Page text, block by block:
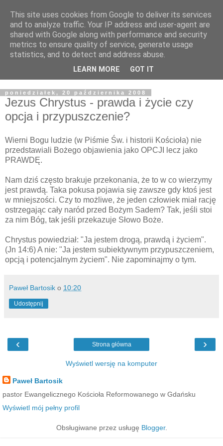
Żyjąc wiarą w REALNYM
świecie
Blog pastora Pawła Bartosika
poniedziałek, 20 października 2008
Jezus Chrystus - prawda i życie czy
opcja i przypuszczenie?
Wierni Bogu ludzie (w Piśmie Św. i historii Kościoła) nie
przedstawiali Bożego objawienia jako OPCJI lecz jako
PRAWDĘ.
Nam dziś często brakuje przekonania, że to w co wierzymy
jest prawdą. Taka pokusa pojawia się zawsze gdy ktoś jest
w mniejszości. Czy to możliwe, że jeden człowiek miał rację
ostrzegając cały naród przed Bożym Sadem? Tak, jeśli stoi
za nim Bóg, tak jeśli przekazuje Słowo Boże.
Chrystus powiedział: "Ja jestem drogą, prawdą i życiem".
(Jn 14:6) A nie: "Ja jestem subiektywnym przypuszczeniem,
opcją i potencjalnym życiem". Nie zapominajmy o tym.
Paweł Bartosik o 10:20
Udostępnij
‹ ›
Strona główna
Wyświetl wersję na komputer
Paweł Bartosik
pastor Ewangelicznego Kościoła Reformowanego w Gdańsku
Wyświetl mój pełny profil
Obsługiwane przez usługę Blogger.
This site uses cookies from Google to deliver its services
and to analyze traffic. Your IP address and user-agent are
shared with Google along with performance and security
metrics to ensure quality of service, generate usage
statistics, and to detect and address abuse.
LEARN MORE GOT IT